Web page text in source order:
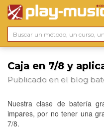
Caja en 7/8 y
Publicado en el blog
Nuestra clase de batería
impares, por no tener una
7/8.